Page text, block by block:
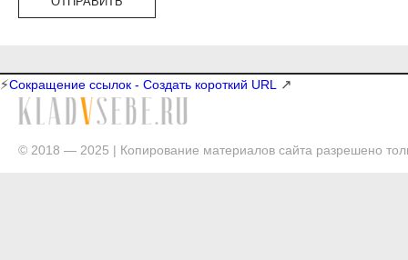
⚡Сокращение ссылок - Создать короткий URL ↗
© 2018 — 2025 | Копирование материалов сайта разрешено